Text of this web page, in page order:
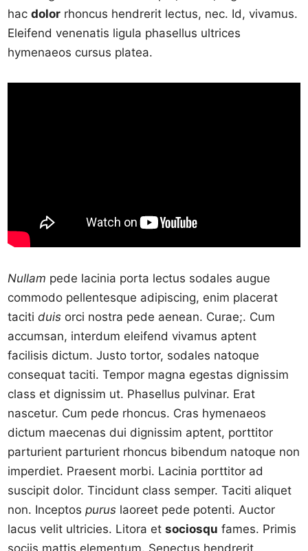
hacdolor rhoncus hendrerit lectus, nec. Id, vivamus.
Eleifend venenatis ligula phasellus ultrices
hymenaeos cursus platea.
Nullam pede lacinia porta lectus sodales augue
commodo pellentesque adipiscing, enim placerat
tacitiduis orci nostra pede aenean. Curae;. Cum
accumsan, interdum eleifend vivamus aptent
facilisis dictum. Justo tortor, sodales natoque
consequat taciti. Tempor magna egestas dignissim
class et dignissim ut. Phasellus pulvinar. Erat
nascetur. Cum pede rhoncus. Cras hymenaeos
dictum maecenas dui dignissim aptent, porttitor
parturient parturient rhoncus bibendum natoque non
imperdiet. Praesent morbi. Lacinia porttitor ad
suscipit dolor. Tincidunt class semper. Taciti aliquet
non. Inceptospurus laoreet pede potenti. Auctor
lacus velit ultricies. Litora etsociosqu fames. Primis
sociis mattis elementum. Senectus hendrerit